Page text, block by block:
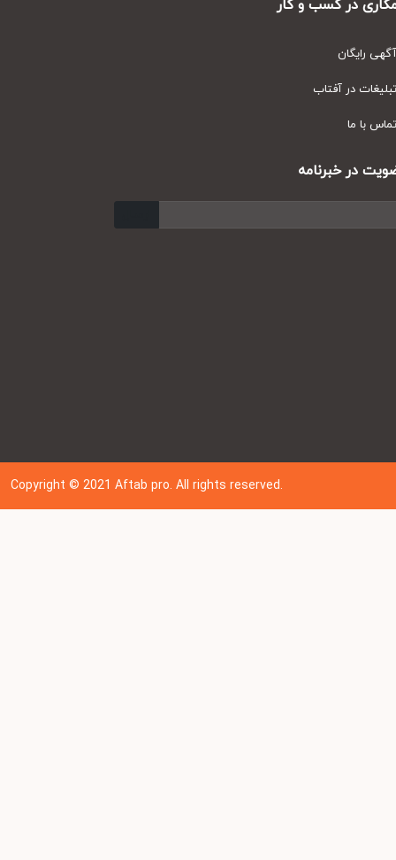
در کسب و کار
رایگان
در آفتاب
با ما
در خبرنامه
Copyright © 202 1Aftab pro. All rights reserved.